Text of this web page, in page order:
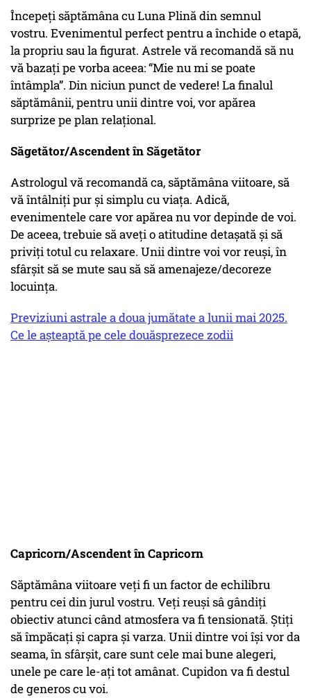
Începeți săptămâna cu Luna Plină din semnul
vostru. Evenimentul perfect pentru a închide o etapă,
la propriu sau la figurat. Astrele vă recomandă să nu
vă bazați pe vorba aceea: “Mie nu mi se poate
întâmpla”. Din niciun punct de vedere! La finalul
săptămânii, pentru unii dintre voi, vor apărea
surprize pe plan relațional.
Săgetător/Ascendent în Săgetător
Astrologul vă recomandă ca, săptămâna viitoare, să
vă întâlniți pur și simplu cu viața. Adică,
evenimentele care vor apărea nu vor depinde de voi.
De aceea, trebuie să aveți o atitudine detașată și să
priviți totul cu relaxare. Unii dintre voi vor reuși, în
sfârșit să se mute sau să să amenajeze/decoreze
locuința.
Previziuni astrale a doua jumătate a lunii mai 2025.
Ce le așteaptă pe cele douăsprezece zodii
Capricorn/Ascendent în Capricorn
Săptămâna viitoare veți fi un factor de echilibru
pentru cei din jurul vostru. Veți reuși sâ gândiți
obiectiv atunci când atmosfera va fi tensionată. Știți
să împăcați și capra și varza. Unii dintre voi își vor da
seama, în sfârșit, care sunt cele mai bune alegeri,
unele pe care le-ați tot amânat. Cupidon va fi destul
de generos cu voi.